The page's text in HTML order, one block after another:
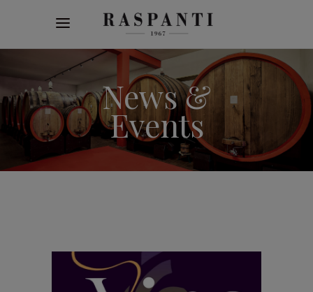
News &
Events
Articolo aggiunto al carrello!
continua gli acquisti